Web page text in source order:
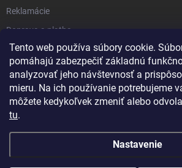
Tento web používa súbory cookie.
pomáhajú zabezpečiť základnú
analyzovať jeho návštevnosť a
mieru. Na ich používanie potrebujeme
môžete kedykoľvek zmeniť alebo
tu.
Nastavenie
Reklamácie
Doprava a platba
Kontakt
Blog